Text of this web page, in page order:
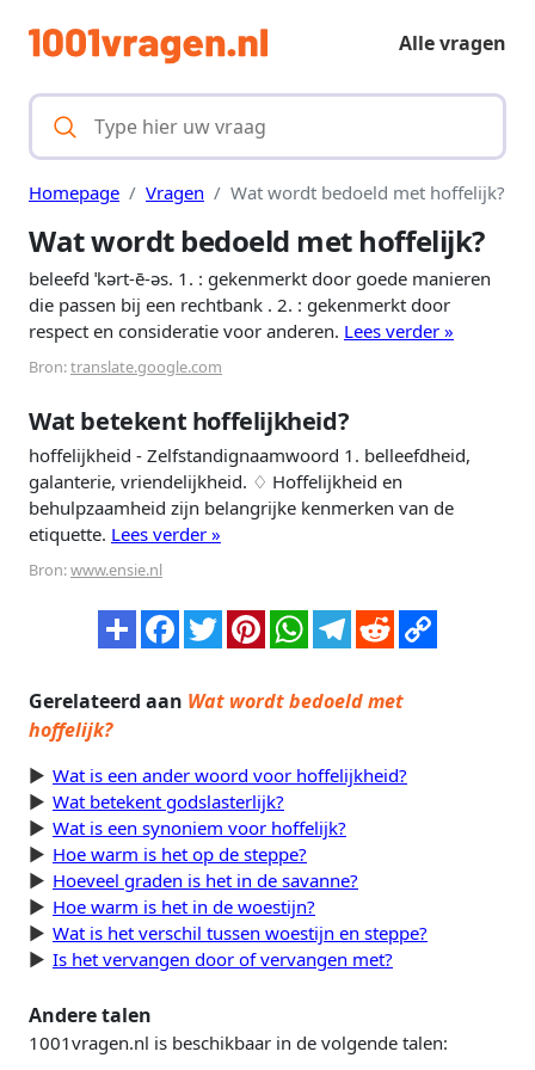
Alle vragen
Homepage Vragen Wat wordt bedoeld met hoffelijk?
Wat wordt bedoeld met hoffelijk?
beleefd ˈkərt-ē-əs. 1. : gekenmerkt door goede manieren
die passen bij een rechtbank . 2. : gekenmerkt door
respect en consideratie voor anderen. Lees verder »
Bron:translate.google.com
Wat betekent hoffelijkheid?
hoffelijkheid - Zelfstandignaamwoord 1. belleefdheid,
galanterie, vriendelijkheid. ♢ Hoffelijkheid en
behulpzaamheid zijn belangrijke kenmerken van de
etiquette. Lees verder »
Bron:www.ensie.nl
Gerelateerd aan Wat wordt bedoeld met
hoffelijk?
Wat is een ander woord voor hoffelijkheid?
Wat betekent godslasterlijk?
Wat is een synoniem voor hoffelijk?
Hoe warm is het op de steppe?
Hoeveel graden is het in de savanne?
Hoe warm is het in de woestijn?
Wat is het verschil tussen woestijn en steppe?
Is het vervangen door of vervangen met?
Andere talen
1001vragen.nl is beschikbaar in de volgende talen: